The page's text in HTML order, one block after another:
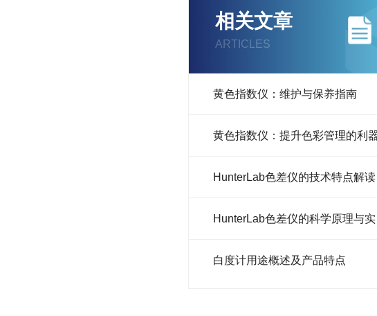
相关文章
ARTICLES
黄色指数仪：维护与保养指南
黄色指数仪：提升色彩管理的利
HunterLab色差仪的技术特点解读
白度计用途概述及产品特点